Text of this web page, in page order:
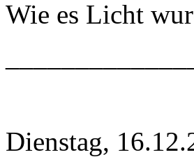
Wie es Licht
Dienstag,